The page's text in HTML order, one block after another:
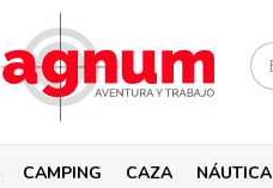
CAMPING CAZA NÁUTICA